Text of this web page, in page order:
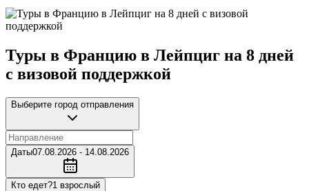
Туры в Францию в Лейпциг на 8 дней
с визовой поддержкой
Выберите город отправления
Даты07.08.2026 - 14.08.2026
Кто едет?1 взрослый